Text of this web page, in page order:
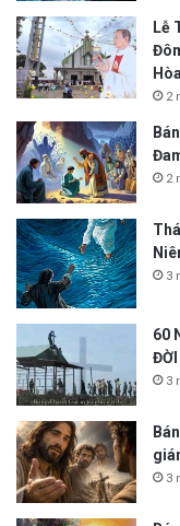
Lễ
2
2
3
60
ĐỜI
3
3